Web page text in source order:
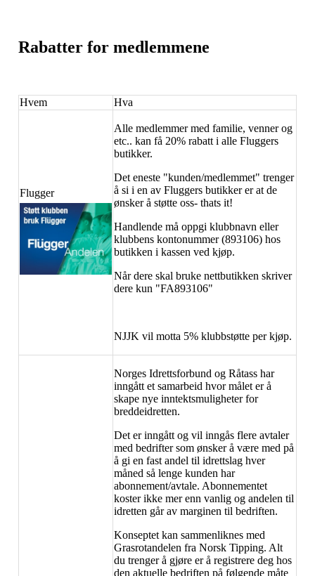
Rabatter for medlemmene
Hvem Hva
Flugger
Alle medlemmer med familie, venner og
etc.. kan få 20% rabatt i alle Fluggers
butikker.
Det eneste "kunden/medlemmet" trenger
å si i en av Fluggers butikker er at de
ønsker å støtte oss- thats it!
Handlende må oppgi klubbnavn eller
klubbens kontonummer (893106) hos
butikken i kassen ved kjøp.
Når dere skal bruke nettbutikken skriver
dere kun "FA893106"
NJJK vil motta 5% klubbstøtte per kjøp.
Norges Idrettsforbund og Råtass har
inngått et samarbeid hvor målet er å
skape nye inntektsmuligheter for
breddeidretten.
Det er inngått og vil inngås flere avtaler
med bedrifter som ønsker å være med på
å gi en fast andel til idrettslag hver
måned så lenge kunden har
abonnement/avtale. Abonnementet
koster ikke mer enn vanlig og andelen til
idretten går av marginen til bedriften.
Konseptet kan sammenliknes med
Grasrotandelen fra Norsk Tipping. Alt
du trenger å gjøre er å registrere deg hos
den aktuelle bedriften på følgende måte